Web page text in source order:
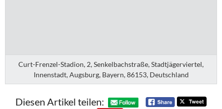
Curt-Frenzel-Stadion, 2, Senkelbachstraße, Stadtjägerviertel,
Innenstadt, Augsburg, Bayern, 86153, Deutschland
Diesen Artikel teilen: